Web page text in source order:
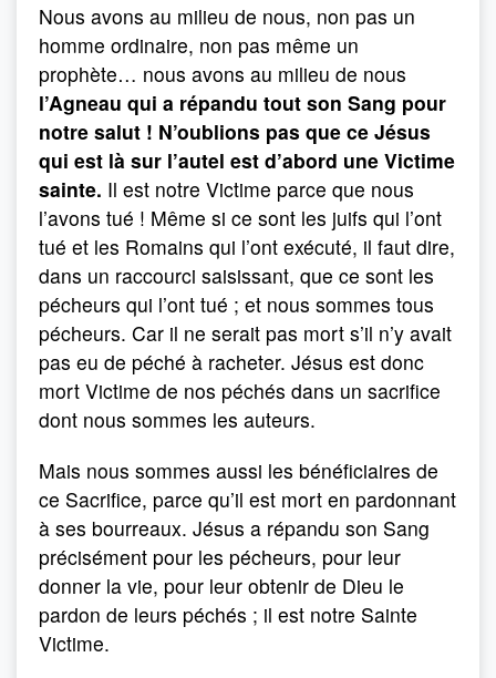
Nous avons au milieu de nous, non pas un
homme ordinaire, non pas même un
prophète… nous avons au milieu de nous
l’Agneau qui a répandu tout son Sang pour
notre salut ! N’oublions pas que ce Jésus
qui est là sur l’autel est d’abord une Victime
sainte. Il est notre Victime parce que nous
l’avons tué ! Même si ce sont les juifs qui l’ont
tué et les Romains qui l’ont exécuté, il faut dire,
dans un raccourci saisissant, que ce sont les
pécheurs qui l’ont tué ; et nous sommes tous
pécheurs. Car il ne serait pas mort s’il n’y avait
pas eu de péché à racheter. Jésus est donc
mort Victime de nos péchés dans un sacrifice
dont nous sommes les auteurs.
Mais nous sommes aussi les bénéficiaires de
ce Sacrifice, parce qu’il est mort en pardonnant
à ses bourreaux. Jésus a répandu son Sang
précisément pour les pécheurs, pour leur
donner la vie, pour leur obtenir de Dieu le
pardon de leurs péchés ; il est notre Sainte
Victime.